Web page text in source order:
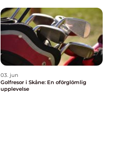
03. jun
Golfresor i Skåne: En oförglömlig
upplevelse